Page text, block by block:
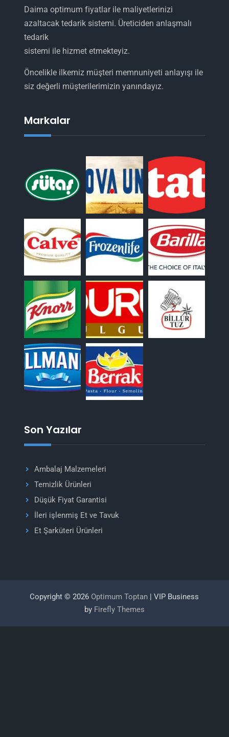
Daima optimum fiyatlar ile maliyetlerinizi
azaltacak tedarik sistemi. Üreticiden anlaşmalı
tedarik
sistemi ile hizmet etmekteyiz.
Öncelikle ilkemiz müşteri memnuniyeti anlayışı ile
siz değerli müşterilerimizin yanındayız.
Markalar
Son Yazılar
Ambalaj Malzemeleri
Temizlik Ürünleri
Düşük Fiyat Garantisi
İleri işlenmiş Et ve Tavuk
Et Şarküteri Ürünleri
Copyright © 2026 Optimum Toptan | VIP Business
by Firefly Themes